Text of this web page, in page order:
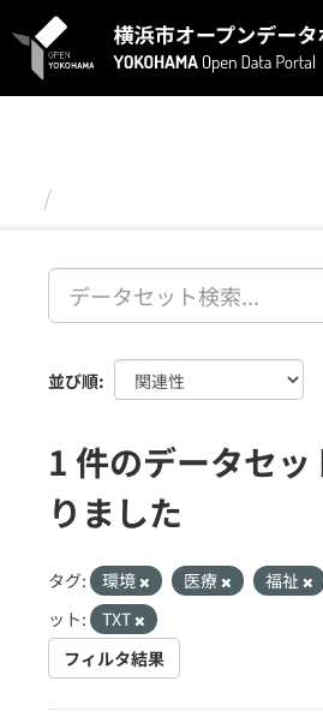
キ
並び順
1 件のデータセ
りました
タグ: 環境 医療 福祉
ット:
TXT
フィルタ結果